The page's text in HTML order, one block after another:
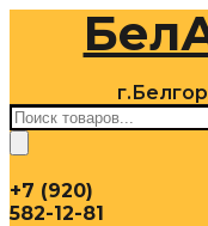
содержимому
Поиск
товаров
+7 (920)
582-12-81